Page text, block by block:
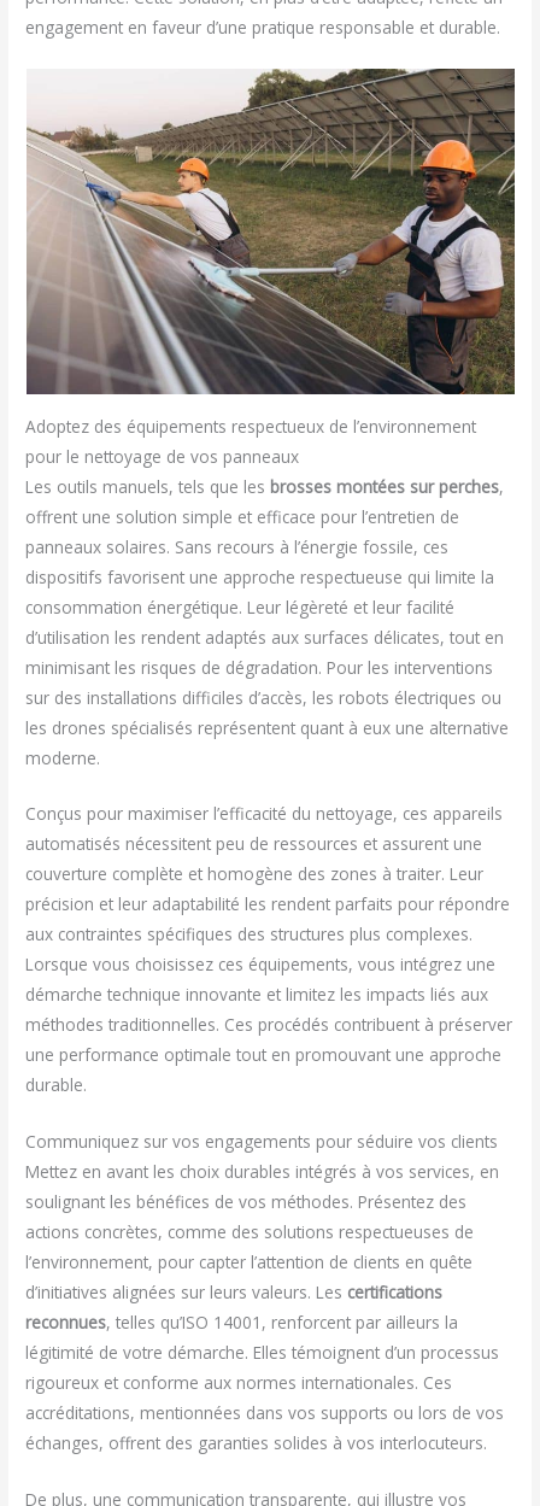
engagement en faveur d’une pratique responsable et durable.
Adoptez des équipements respectueux de l’environnement
pour le nettoyage de vos panneaux
Les outils manuels, tels que les brosses montées sur perches,
offrent une solution simple et efficace pour l’entretien de
panneaux solaires. Sans recours à l’énergie fossile, ces
dispositifs favorisent une approche respectueuse qui limite la
consommation énergétique. Leur légèreté et leur facilité
d’utilisation les rendent adaptés aux surfaces délicates, tout en
minimisant les risques de dégradation. Pour les interventions
sur des installations difficiles d’accès, les robots électriques ou
les drones spécialisés représentent quant à eux une alternative
moderne.
Conçus pour maximiser l’efficacité du nettoyage, ces appareils
automatisés nécessitent peu de ressources et assurent une
couverture complète et homogène des zones à traiter. Leur
précision et leur adaptabilité les rendent parfaits pour répondre
aux contraintes spécifiques des structures plus complexes.
Lorsque vous choisissez ces équipements, vous intégrez une
démarche technique innovante et limitez les impacts liés aux
méthodes traditionnelles. Ces procédés contribuent à préserver
une performance optimale tout en promouvant une approche
durable.
Communiquez sur vos engagements pour séduire vos clients
Mettez en avant les choix durables intégrés à vos services, en
soulignant les bénéfices de vos méthodes. Présentez des
actions concrètes, comme des solutions respectueuses de
l’environnement, pour capter l’attention de clients en quête
d’initiatives alignées sur leurs valeurs. Les certifications
reconnues, telles qu’ISO 14001, renforcent par ailleurs la
légitimité de votre démarche. Elles témoignent d’un processus
rigoureux et conforme aux normes internationales. Ces
accréditations, mentionnées dans vos supports ou lors de vos
échanges, offrent des garanties solides à vos interlocuteurs.
De plus, une communication transparente, qui illustre vos